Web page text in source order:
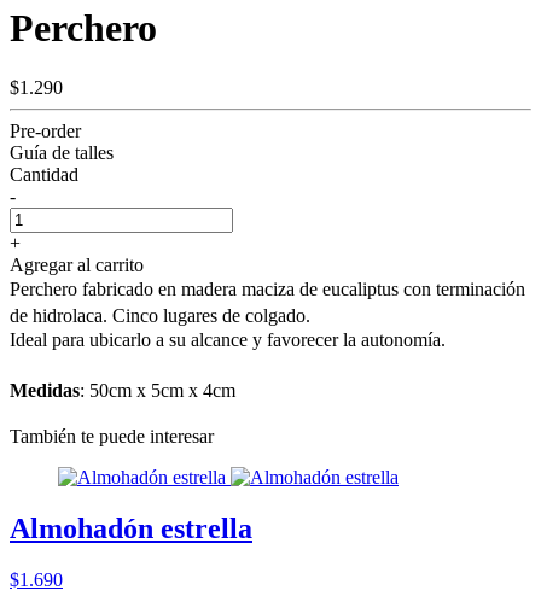
Perchero
$1.290
Pre-order
Guía de talles
Cantidad
-
+
Agregar al carrito
Perchero fabricado en madera maciza de eucaliptus con terminación
de hidrolaca. Cinco lugares de colgado.
Ideal para ubicarlo a su alcance y favorecer la autonomía.
Medidas: 50cm x 5cm x 4cm
También te puede interesar
Almohadón estrella
$1.690